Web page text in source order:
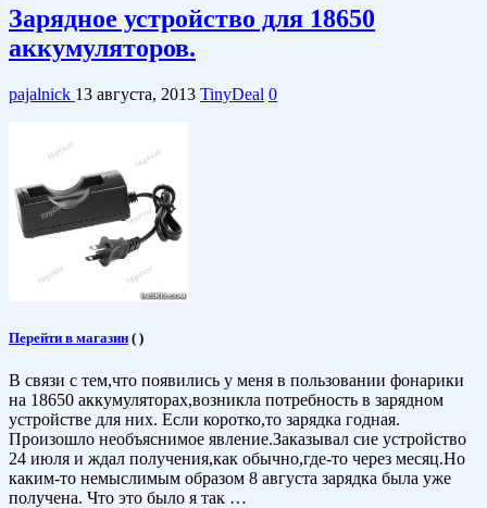
Зарядное устройство для 18650
аккумуляторов.
pajalnick 13 августа, 2013 TinyDeal 0
Перейти в магазин ( )
В связи с тем,что появились у меня в пользовании фонарики
на 18650 аккумуляторах,возникла потребность в зарядном
устройстве для них. Если коротко,то зарядка годная.
Произошло необъяснимое явление.Заказывал сие устройство
24 июля и ждал получения,как обычно,где-то через месяц.Но
каким-то немыслимым образом 8 августа зарядка была уже
получена. Что это было я так …